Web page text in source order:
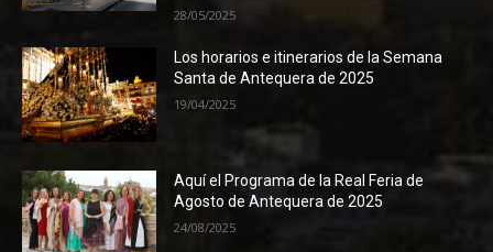
28/05/2025
Los horarios e itinerarios de la Semana
Santa de Antequera de 2025
19/04/2025
Aquí el Programa de la Real Feria de
Agosto de Antequera de 2025
24/08/2025